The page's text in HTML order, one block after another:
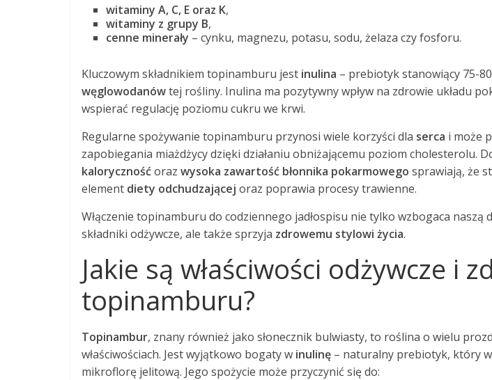
witaminy A, C, E oraz K,
witaminy z grupy B,
cenne minerały – cynku, magnezu, potasu, sodu, żelaza czy fosforu.
Kluczowym składnikiem topinamburu jest inulina – prebiotyk stanowiący 75-
węglowodanówtej rośliny. Inulina ma pozytywny wpływ na zdrowie układu
wspierać regulację poziomu cukru we krwi.
Regularne spożywanie topinamburu przynosi wiele korzyści dla serca i może
zapobiegania miażdżycy dzięki działaniu obniżającemu poziom cholesterolu.
kalorycznośćoraz wysoka zawartość błonnika pokarmowego sprawiają, że
element diety odchudzającej oraz poprawia procesy trawienne.
Włączenie topinamburu do codziennego jadłospisu nie tylko wzbogaca naszą
składniki odżywcze, ale także sprzyja zdrowemu stylowi życia.
Jakie są właściwości odżywcze i
topinamburu?
Topinambur, znany również jako słonecznik bulwiasty, to roślina o wielu
właściwościach. Jest wyjątkowo bogaty w inulinę – naturalny prebiotyk, który
mikroflorę jelitową. Jego spożycie może przyczynić się do: